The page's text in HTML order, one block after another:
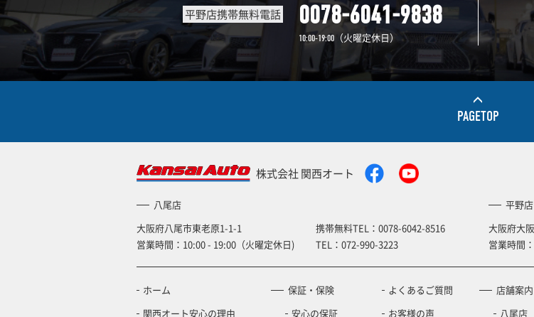
平野店携帯無料電話 0078-6041-9838
10:00-19:00 （火曜定休日）
PAGETOP
株式会社 関西オート
八尾店
大阪府八尾市東老原1-1-1
営業時間：10:00 - 19:00（火曜定休日)
携帯無料TEL： 0078-6042-8516
TEL： 072-990-3223
平野店
大阪府大
営業時間
ホーム
関西オート安心の理由
保証・保険
安心の保証
よくあるご質問
お客様の声
店舗案内
八尾店